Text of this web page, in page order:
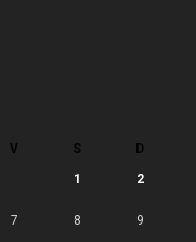
V S D
1 2
7 8 9